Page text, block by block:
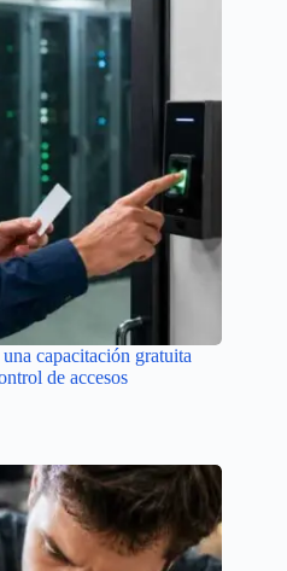
capacitación gratuita
de accesos